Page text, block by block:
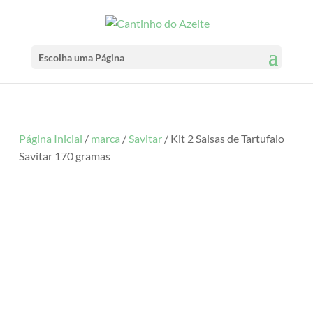
Escolha uma Página
Página Inicial / marca /Savitar/ Kit 2 Salsas de Tartufaio
Savitar 170 gramas